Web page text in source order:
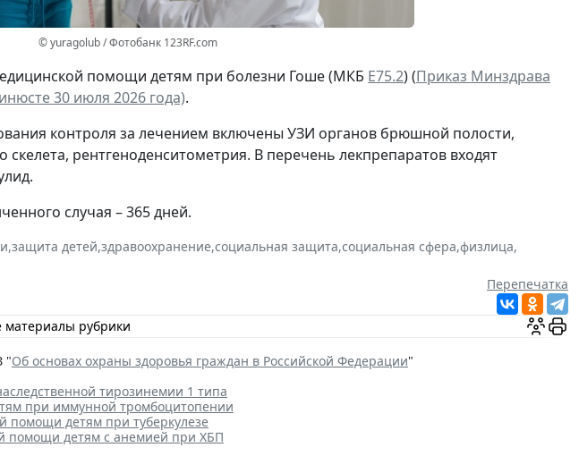
© yuragolub / Фотобанк 123RF.com
помощи детям при болезни Гоше (МКБ Е75.2) (Приказ Минздрава
30 июля 2026 года).
контроля за лечением включены УЗИ органов брюшной полости,
рентгеноденситометрия. В перечень лекпрепаратов входят
случая – 365 дней.
,защита детей,здравоохранение,социальная защита,социальная сфера,физлица,
Перепечатка
материалы рубрики
"Об основах охраны здоровья граждан в Российской Федерации"
тирозинемии 1 типа
при иммунной тромбоцитопении
помощи детям при туберкулезе
помощи детям с анемией при ХБП